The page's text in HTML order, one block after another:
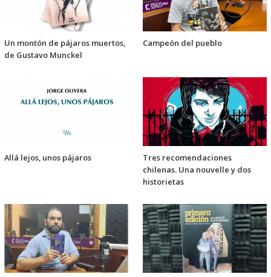
Un montón de pájaros muertos,
de Gustavo Munckel
Campeón del pueblo
Allá lejos, unos pájaros
Tres recomendaciones
chilenas. Una nouvelle y dos
historietas